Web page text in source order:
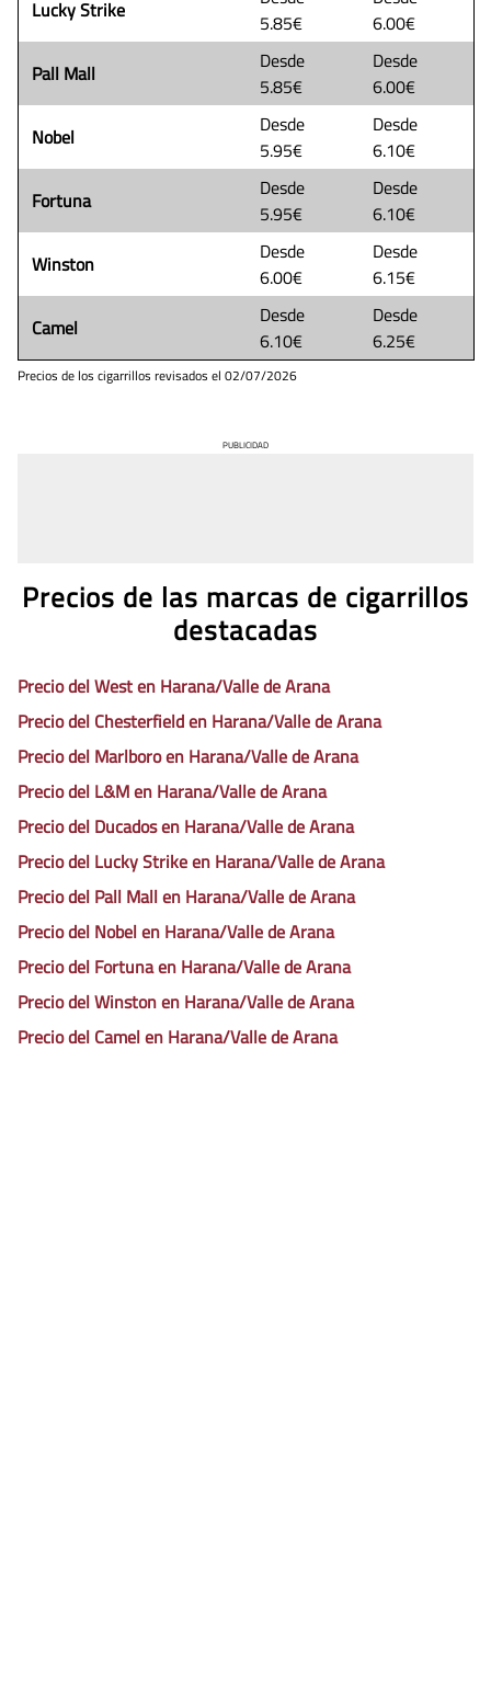
Lucky Strike
5.85€
6.00€
Pall Mall
Desde
5.85€
Desde
6.00€
Nobel
Desde
5.95€
Desde
6.10€
Fortuna
Desde
5.95€
Desde
6.10€
Winston
Desde
6.00€
Desde
6.15€
Camel
Desde
6.10€
Desde
6.25€
Precios de los cigarrillos revisados el 02/07/2026
PUBLICIDAD
Precios de las marcas de cigarrillos
destacadas
Precio del West en Harana/Valle de Arana
Precio del Chesterfield en Harana/Valle de Arana
Precio del Marlboro en Harana/Valle de Arana
Precio del L&M en Harana/Valle de Arana
Precio del Ducados en Harana/Valle de Arana
Precio del Lucky Strike en Harana/Valle de Arana
Precio del Pall Mall en Harana/Valle de Arana
Precio del Nobel en Harana/Valle de Arana
Precio del Fortuna en Harana/Valle de Arana
Precio del Winston en Harana/Valle de Arana
Precio del Camel en Harana/Valle de Arana